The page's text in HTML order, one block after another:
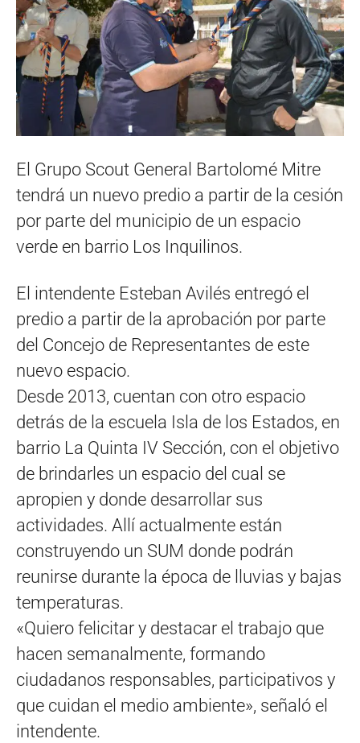
El Grupo Scout General Bartolomé Mitre
tendrá un nuevo predio a partir de la cesión
por parte del municipio de un espacio
verde en barrio Los Inquilinos.
El intendente Esteban Avilés entregó el
predio a partir de la aprobación por parte
del Concejo de Representantes de este
nuevo espacio.
Desde 2013, cuentan con otro espacio
detrás de la escuela Isla de los Estados, en
barrio La Quinta IV Sección, con el objetivo
de brindarles un espacio del cual se
apropien y donde desarrollar sus
actividades. Allí actualmente están
construyendo un SUM donde podrán
reunirse durante la época de lluvias y bajas
temperaturas.
«Quiero felicitar y destacar el trabajo que
hacen semanalmente, formando
ciudadanos responsables, participativos y
que cuidan el medio ambiente», señaló el
intendente.